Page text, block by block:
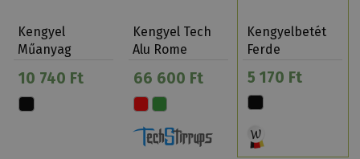
Kengyel
Műanyag
10 740 Ft
Kengyel Tech
Alu Rome
66 600 Ft
Kengyelbetét
Ferde
5 170 Ft